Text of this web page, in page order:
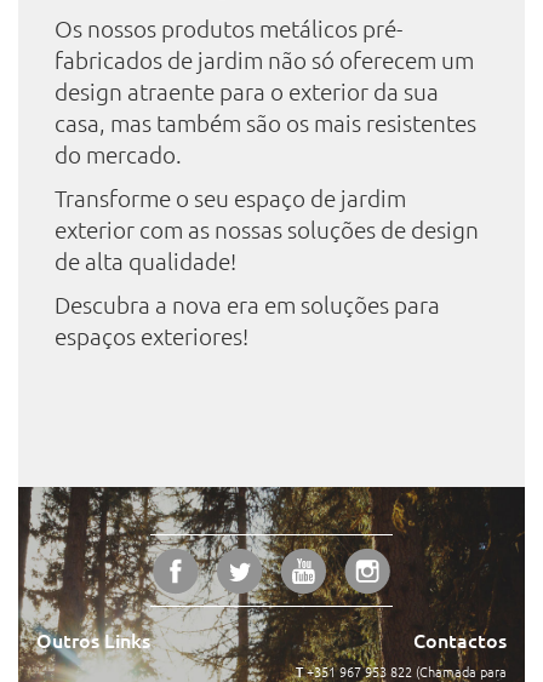
Os nossos produtos metálicos pré-
fabricados de jardim não só oferecem um
design atraente para o exterior da sua
casa, mas também são os mais resistentes
do mercado.
Transforme o seu espaço de jardim
exterior com as nossas soluções de design
de alta qualidade!
Descubra a nova era em soluções para
espaços exteriores!
Outros Links Contactos
T+351 967 953 822 (Chamada para